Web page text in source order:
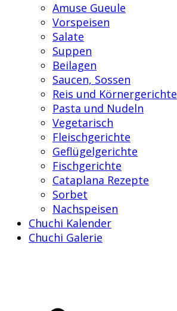
Amuse Gueule
Vorspeisen
Salate
Suppen
Beilagen
Saucen, Sossen
Reis und Körnergerichte
Pasta und Nudeln
Vegetarisch
Fleischgerichte
Geflügelgerichte
Fischgerichte
Cataplana Rezepte
Sorbet
Nachspeisen
Chuchi Kalender
Chuchi Galerie